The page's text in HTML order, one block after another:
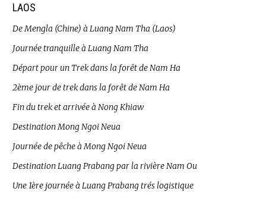
LAOS
De Mengla (Chine) à Luang Nam Tha (Laos)
Journée tranquille à Luang Nam Tha
Départ pour un Trek dans la forêt de Nam Ha
2ème jour de trek dans la forêt de Nam Ha
Fin du trek et arrivée à Nong Khiaw
Destination Mong Ngoi Neua
Journée de pêche à Mong Ngoi Neua
Destination Luang Prabang par la rivière Nam Ou
Une 1ère journée à Luang Prabang trés logistique